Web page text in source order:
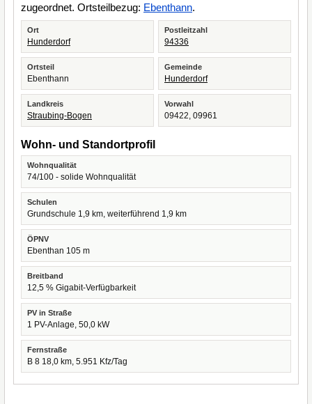
zugeordnet. Ortsteilbezug: Ebenthann.
Ort
Hunderdorf
Postleitzahl
94336
Ortsteil
Ebenthann
Gemeinde
Hunderdorf
Landkreis
Straubing-Bogen
Vorwahl
09422, 09961
Wohn- und Standortprofil
Wohnqualität
74/100 - solide Wohnqualität
Schulen
Grundschule 1,9 km, weiterführend 1,9 km
ÖPNV
Ebenthan 105 m
Breitband
12,5 % Gigabit-Verfügbarkeit
PV in Straße
1 PV-Anlage, 50,0 kW
Fernstraße
B 8 18,0 km, 5.951 Kfz/Tag